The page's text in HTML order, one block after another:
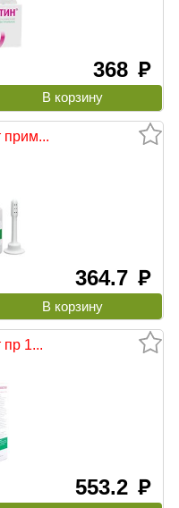
368 руб
прим...
364.7 руб
1...
553.2 руб